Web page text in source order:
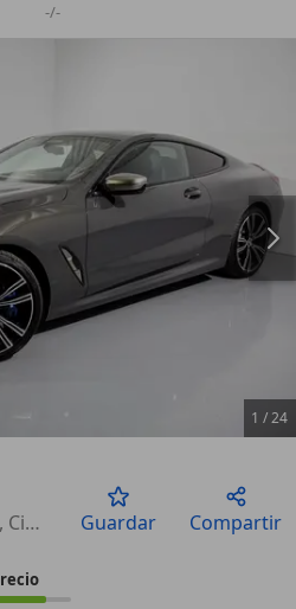
-/-
1 /24
ESP, Asientos deportivos, Cierre centralizado, Aire Acondicionado, Elevalunas eléctrico, Alarma, Airbags laterales, Bluetooth
Guardar Compartir